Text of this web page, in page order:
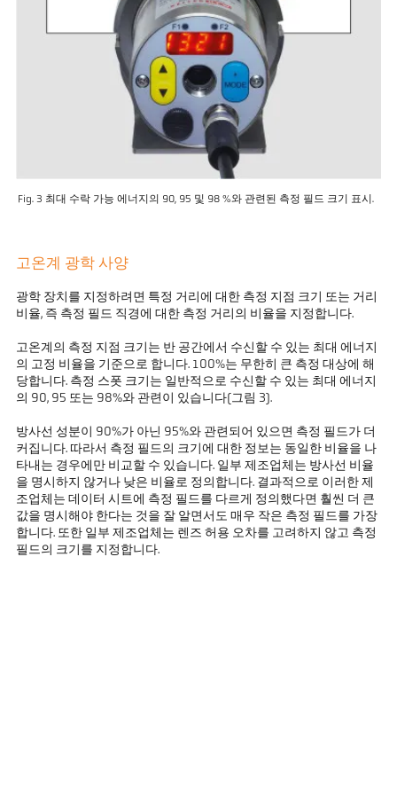
Fig. 3 최대 수락 가능 에너지의 90, 95 및 98 %와 관련된 측정 필드 크기 표시.
고온계 광학 사양
광학 장치를 지정하려면 특정 거리에 대한 측정 지점 크기 또는 거리
비율, 즉 측정 필드 직경에 대한 측정 거리의 비율을 지정합니다.
고온계의 측정 지점 크기는 반 공간에서 수신할 수 있는 최대 에너지
의 고정 비율을 기준으로 합니다. 100%는 무한히 큰 측정 대상에 해
당합니다. 측정 스폿 크기는 일반적으로 수신할 수 있는 최대 에너지
의 90, 95 또는 98%와 관련이 있습니다(그림 3).
방사선 성분이 90%가 아닌 95%와 관련되어 있으면 측정 필드가 더
커집니다. 따라서 측정 필드의 크기에 대한 정보는 동일한 비율을 나
타내는 경우에만 비교할 수 있습니다. 일부 제조업체는 방사선 비율
을 명시하지 않거나 낮은 비율로 정의합니다. 결과적으로 이러한 제
조업체는 데이터 시트에 측정 필드를 다르게 정의했다면 훨씬 더 큰
값을 명시해야 한다는 것을 잘 알면서도 매우 작은 측정 필드를 가장
합니다. 또한 일부 제조업체는 렌즈 허용 오차를 고려하지 않고 측정
필드의 크기를 지정합니다.